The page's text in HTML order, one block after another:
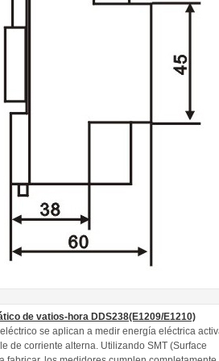
de vatios-hora DDS238(E1209/E1210)
se aplican a medir energía eléctrica
de corriente alterna. Utilizando SMT (Surface